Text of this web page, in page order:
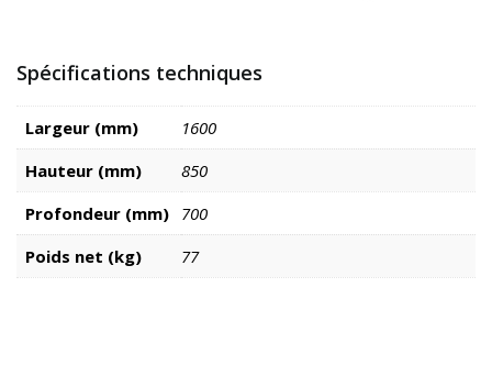
Spécifications techniques
Largeur (mm)
1600
Hauteur (mm)
850
Profondeur (mm) 700
Poids net (kg)
77